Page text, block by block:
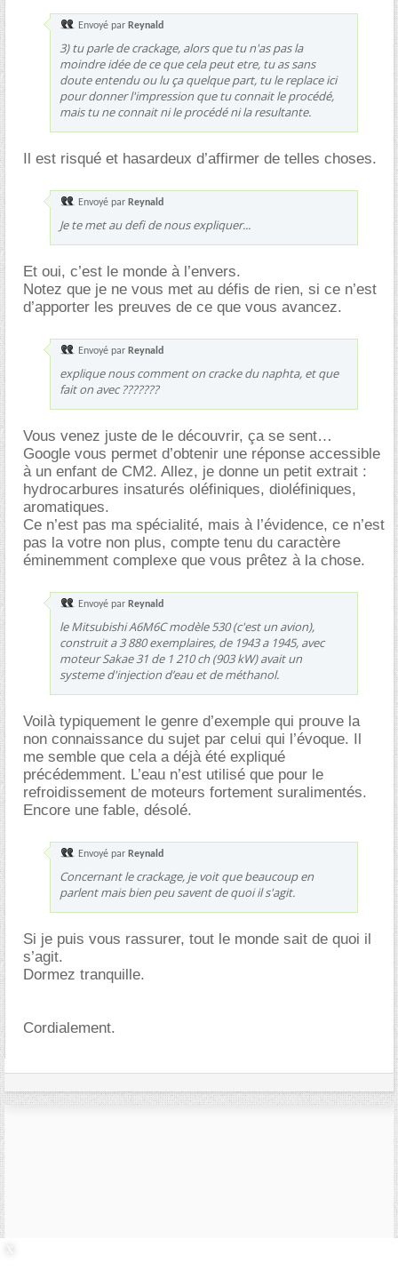
Envoyé par Reynald
3) tu parle de crackage, alors que tu n'as pas la
moindre idée de ce que cela peut etre, tu as sans
doute entendu ou lu ça quelque part, tu le replace ici
pour donner l'impression que tu connait le procédé,
mais tu ne connait ni le procédé ni la resultante.
Il est risqué et hasardeux d’affirmer de telles choses.
Envoyé par Reynald
Je te met au defi de nous expliquer...
Et oui, c’est le monde à l’envers.
Notez que je ne vous met au défis de rien, si ce n’est
d’apporter les preuves de ce que vous avancez.
Envoyé par Reynald
explique nous comment on cracke du naphta, et que
fait on avec ???????
Vous venez juste de le découvrir, ça se sent
Google vous permet d’obtenir une réponse accessible
à un enfant de CM2. Allez, je donne un petit extrait :
hydrocarbures insaturés oléfiniques, dioléfiniques,
aromatiques.
Ce n’est pas ma spécialité, mais à l’évidence, ce n’est
pas la votre non plus, compte tenu du caractère
éminemment complexe que vous prêtez à la chose.
Envoyé par Reynald
le Mitsubishi A6M6C modèle 530 (c'est un avion),
construit a 3 880 exemplaires, de 1943 a 1945, avec
moteur Sakae 31 de 1 210 ch (903 kW) avait un
systeme d'injection d’eau et de méthanol.
Voilà typiquement le genre d’exemple qui prouve la
non connaissance du sujet par celui qui l’évoque. Il
me semble que cela a déjà été expliqué
précédemment. L’eau n’est utilisé que pour le
refroidissement de moteurs fortement suralimentés.
Encore une fable, désolé.
Envoyé par Reynald
Concernant le crackage, je voit que beaucoup en
parlent mais bien peu savent de quoi il s'agit.
Si je puis vous rassurer, tout le monde sait de quoi il
s’agit.
Dormez tranquille.
Cordialement.